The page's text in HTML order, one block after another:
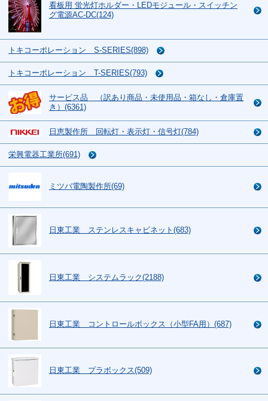
看板用 蛍光灯ホルダー・LEDモジュール・スイッチン
グ電源AC-DC(124)
トキコーポレーション S-SERIES(898)
トキコーポレーション T-SERIES(793)
サービス品 （訳あり商品・未使用品・箱なし・倉庫置
き）(6361)
日恵製作所 回転灯・表示灯・信号灯(784)
栄興電器工業所(691)
ミツバ電陶製作所(69)
日東工業 ステンレスキャビネット(683)
日東工業 システムラック(2188)
日東工業 コントロールボックス（小型FA用）(687)
日東工業 プラボックス(509)